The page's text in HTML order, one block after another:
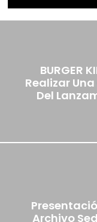
BURGER
Realizar
Del
Archivo